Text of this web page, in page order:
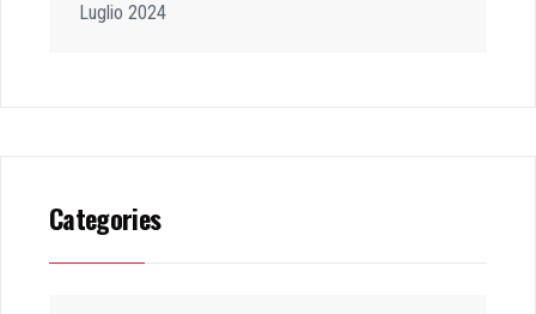
Luglio 2024
Categories